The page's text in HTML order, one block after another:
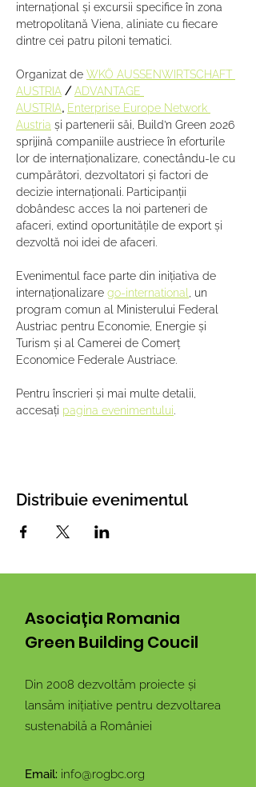
internațional și excursii specifice în zona
metropolitană Viena, aliniate cu fiecare
dintre cei patru piloni tematici.
Organizat de WKÖ AUSSENWIRTSCHAFT
AUSTRIA / ADVANTAGE
AUSTRIA, Enterprise Europe Network
Austria și partenerii săi, Build’n Green 2026
sprijină companiile austriece în eforturile
lor de internaționalizare, conectându-le cu
cumpărători, dezvoltatori și factori de
decizie internaționali. Participanții
dobândesc acces la noi parteneri de
afaceri, extind oportunitățile de export și
dezvoltă noi idei de afaceri.
Evenimentul face parte din inițiativa de
internaționalizare go-international
, un
program comun al Ministerului Federal
Austriac pentru Economie, Energie și
Turism și al Camerei de Comerț
Economice Federale Austriace.
Pentru înscrieri și mai multe detalii,
accesați pagina evenimentului.
Distribuie evenimentul
Asociația Romania
Green Building Coucil
Din 2008 dezvoltăm proiecte și
lansăm inițiative pentru dezvoltarea
sustenabilă a României
Email: info@rogbc.org